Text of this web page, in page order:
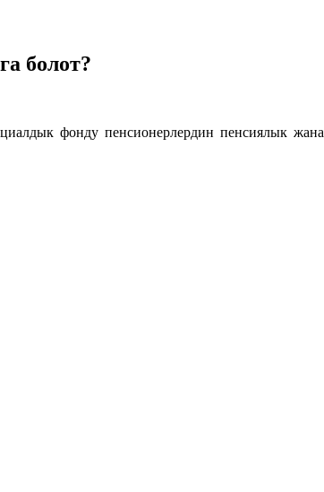
болот?
фонду пенсионерлердин пенсиялык